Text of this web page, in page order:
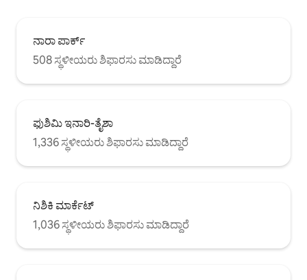
ನಾರಾ ಪಾರ್ಕ್
508 ಸ್ಥಳೀಯರು ಶಿಫಾರಸು ಮಾಡಿದ್ದಾರೆ
ಫುಶಿಮಿ ಇನಾರಿ-ತೈಶಾ
1,336 ಸ್ಥಳೀಯರು ಶಿಫಾರಸು ಮಾಡಿದ್ದಾರೆ
ನಿಶಿಕಿ ಮಾರ್ಕೆಟ್
1,036 ಸ್ಥಳೀಯರು ಶಿಫಾರಸು ಮಾಡಿದ್ದಾರೆ